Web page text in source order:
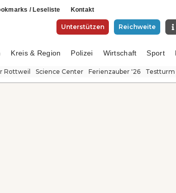
/ Leseliste Kontakt
Unterstützen Reichweite
Kreis & Region Polizei Wirtschaft Sport
Rottweil Science Center Ferienzauber '26 Testturm